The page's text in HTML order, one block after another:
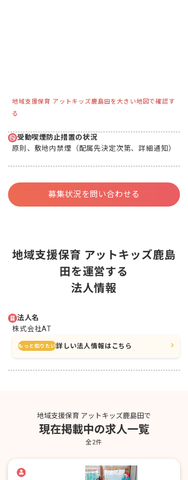
地域支援保育 アットキッズ鹿島田を大きい地図で確認す
る
受動喫煙防止措置の状況
原則、敷地内禁煙（配属先決定次第、詳細通知）
募集状況を問い合わせる
地域支援保育 アットキッズ鹿島
田を運営する
法人情報
法人名
株式会社AT
もっと知りたい詳しい法人情報はこちら
地域支援保育 アットキッズ鹿島田で
現在掲載中の求人一覧
全2件